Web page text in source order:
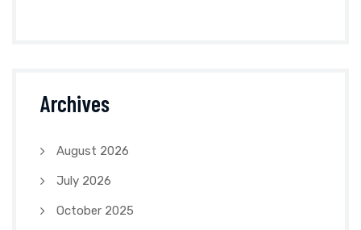
Archives
August 2026
July 2026
October 2025